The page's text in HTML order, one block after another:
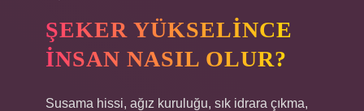
ŞEKER YÜKSELINCE
INSAN NASIL OLUR?
Susama hissi, ağız kuruluğu, sık idrara çıkma,